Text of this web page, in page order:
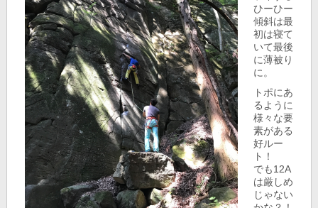
ひーひー
傾斜は最
初は寝て
いて最後
に薄被り
に。
トポにあ
るように
様々な要
素がある
好ルー
ト！
でも12A
は厳しめ
じゃない